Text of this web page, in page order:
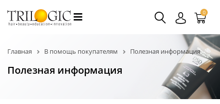
0
Главная В помощь покупателям Полезная информация
Полезная информация